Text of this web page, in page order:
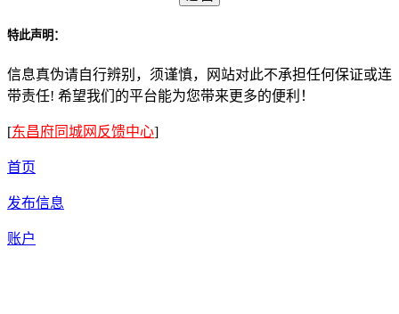
特此声明：
信息真伪请自行辨别，须谨慎，网站对此不承担任何保证或连
带责任! 希望我们的平台能为您带来更多的便利！
[东昌府同城网反馈中心]
首页
发布信息
账户